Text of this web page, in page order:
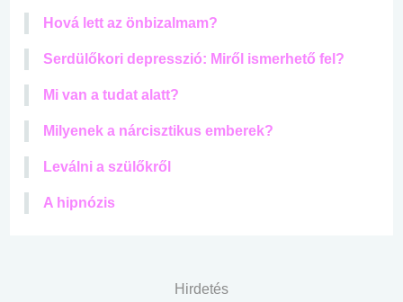
Hová lett az önbizalmam?
Serdülőkori depresszió: Miről ismerhető fel?
Mi van a tudat alatt?
Milyenek a nárcisztikus emberek?
Leválni a szülőkről
A hipnózis
Hirdetés